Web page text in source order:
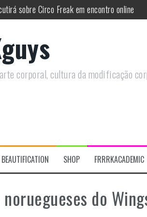
sobre Circo Freak em encontro online
modificações corporais e anarquia em
saiba como você pode ajudar duas ações
despede do tatuador Lia Perboni
historiador Ronald Canabarro acontecerá no
corporal, cultura da modificação
BEAUTIFICATION SHOP FRRRKACADEMIC
do